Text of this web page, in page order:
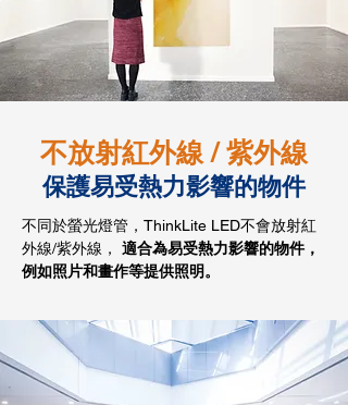
不放射紅外線 / 紫外線
保護易受熱力影響的物件
不同於螢光燈管，ThinkLite LED不會放射紅
外線/紫外線， 適合為易受熱力影響的物件，
例如照片和畫作等提供照明。